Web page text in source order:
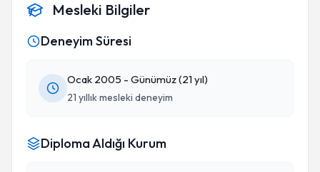
Mesleki Bilgiler
Deneyim Süresi
Ocak 2005 - Günümüz (21 yıl)
21 yıllık mesleki deneyim
Diploma Aldığı Kurum